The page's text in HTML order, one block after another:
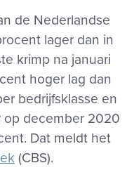
de Nederlandse
lager dan in
krimp na januari
hoger lag dan
bedrijfsklasse en
op december 2020
Dat meldt het
(CBS).